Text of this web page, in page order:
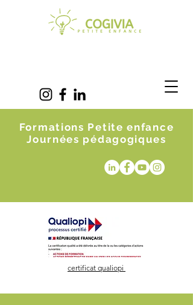
Formations Petite enfance
Journées pédagogiques
certificat qualiopi